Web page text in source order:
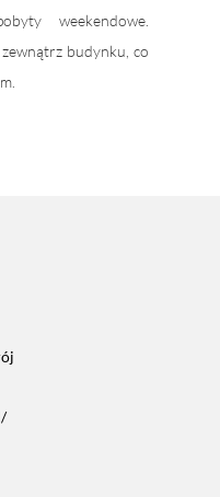
weekendowe.
budynku, co